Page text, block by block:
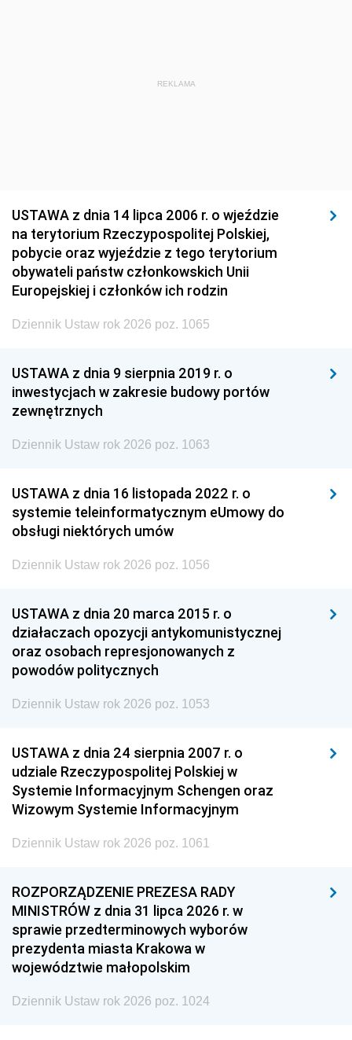
REKLAMA
USTAWA z dnia 14 lipca 2006 r. o wjeździe
na terytorium Rzeczypospolitej Polskiej,
pobycie oraz wyjeździe z tego terytorium
obywateli państw członkowskich Unii
Europejskiej i członków ich rodzin
Dziennik Ustaw rok 2026 poz. 1065
USTAWA z dnia 9 sierpnia 2019 r. o
inwestycjach w zakresie budowy portów
zewnętrznych
Dziennik Ustaw rok 2026 poz. 1063
USTAWA z dnia 16 listopada 2022 r. o
systemie teleinformatycznym eUmowy do
obsługi niektórych umów
Dziennik Ustaw rok 2026 poz. 1056
USTAWA z dnia 20 marca 2015 r. o
działaczach opozycji antykomunistycznej
oraz osobach represjonowanych z
powodów politycznych
Dziennik Ustaw rok 2026 poz. 1053
USTAWA z dnia 24 sierpnia 2007 r. o
udziale Rzeczypospolitej Polskiej w
Systemie Informacyjnym Schengen oraz
Wizowym Systemie Informacyjnym
Dziennik Ustaw rok 2026 poz. 1061
ROZPORZĄDZENIE PREZESA RADY
MINISTRÓW z dnia 31 lipca 2026 r. w
sprawie przedterminowych wyborów
prezydenta miasta Krakowa w
województwie małopolskim
Dziennik Ustaw rok 2026 poz. 1024